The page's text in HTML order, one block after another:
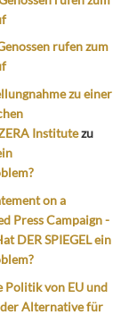
rufen zum
zu einer
Institutezu
on a
Press Campaign -
DER SPIEGEL ein
Politik von EU und
Alternative für